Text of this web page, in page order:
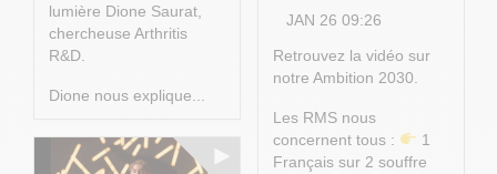
lumière Dione Saurat,
chercheuse Arthritis
R&D.
Dione nous explique...
JAN 26 09:26
Retrouvez la vidéo sur
notre Ambition 2030.
Les RMS nous
concernent tous :
1
Français sur 2 souffre